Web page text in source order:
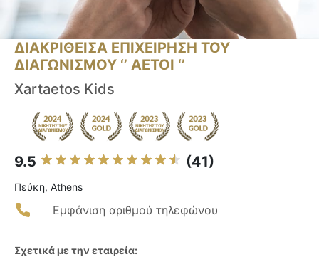
ΔΙΑΚΡΙΘΕΙΣΑ ΕΠΙΧΕΙΡΗΣΗ ΤΟΥ
ΔΙΑΓΩΝΙΣΜΟΥ ‘’ ΑΕΤΟΙ ‘’
Xartaetos Kids
9.5 (41)
Πεύκη, Athens
Εμφάνιση αριθμού τηλεφώνου
Σχετικά με την εταιρεία: